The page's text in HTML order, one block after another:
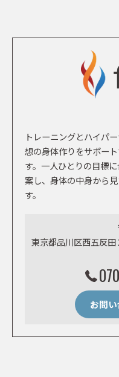
トレーニングとハイパ
想の身体作りをサポー
す。一人ひとりの目標
案し、身体の中身から
す。
東京都品川区西五反田
お問